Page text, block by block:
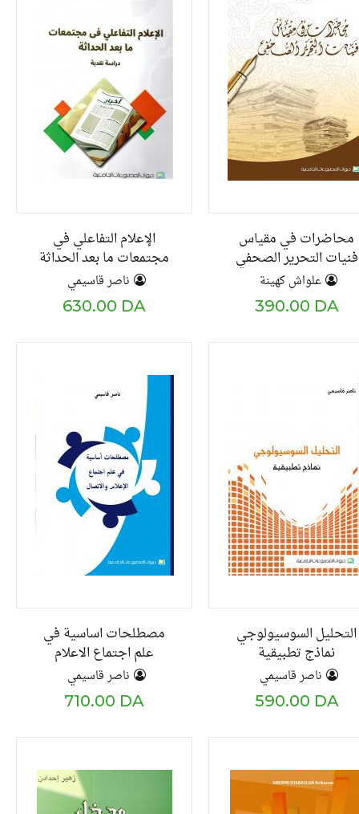
الإعلام التفاعلي في
مجتمعات ما بعد الحداثة
دراسة نقدية
ناصر قاسيمي
630.00 DA
محاضرات في مقياس
فنيات التحرير الصحفي
علواش كهينة
390.00 DA
مصطلحات اساسية في
علم اجتماع الاعلام
والاتصال
ناصر قاسيمي
710.00 DA
التحليل السوسيولوجي
نماذج تطبيقية
ناصر قاسيمي
590.00 DA